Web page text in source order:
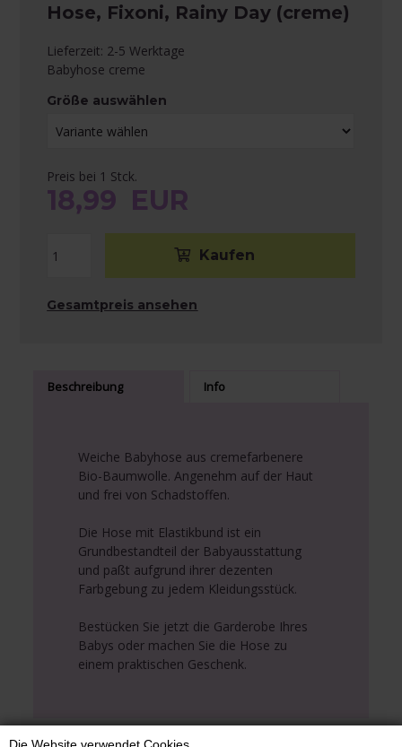
Die Website verwendet Cookies
Hose, Fixoni, Rainy Day (creme)
Lieferzeit: 2-5 Werktage
Babyhose creme
Größe auswählen
Preis bei 1 Stck.
18,99 EUR
Gesamtpreis ansehen
Beschreibung Info
Weiche Babyhose aus cremefarbenere
Bio-Baumwolle. Angenehm auf der Haut
und frei von Schadstoffen.
Die Hose mit Elastikbund ist ein
Grundbestandteil der Babyausstattung
und paßt aufgrund ihrer dezenten
Farbgebung zu jedem Kleidungsstück.
Bestücken Sie jetzt die Garderobe Ihres
Babys oder machen Sie die Hose zu
einem praktischen Geschenk.